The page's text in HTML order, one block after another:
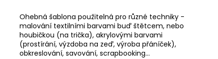
Ohebná šablona použitelná pro různé techniky -
malování textilními barvami buď štětcem, nebo
houbičkou (na trička), akrylovými barvami
(prostírání, výzdoba na zeď, výroba přáníček),
obkreslování, savování, scrapbooking...